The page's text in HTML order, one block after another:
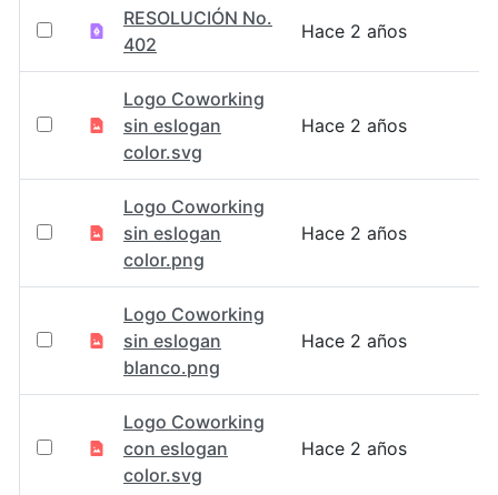
RESOLUCIÓN No.
402
Hace 2 años
Logo Coworking
sin eslogan
color.svg
Hace 2 años
Logo Coworking
sin eslogan
color.png
Hace 2 años
Logo Coworking
sin eslogan
blanco.png
Hace 2 años
Logo Coworking
con eslogan
color.svg
Hace 2 años